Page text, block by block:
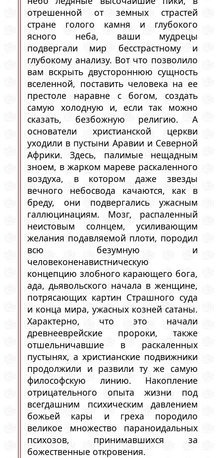
отрешенной от земных страстей
стране голого камня и глубокого
ясного неба, ваши мудрецы
подвергали мир бесстрастному и
глубокому анализу. Вот что позволило
вам вскрыть двустороннюю сущность
вселенной, поставить человека на ее
престоле наравне с богом, создать
самую холодную и, если так можно
сказать, безбожную религию. А
основатели христианской церкви
уходили в пустыни Аравии и Северной
Африки. Здесь, палимые нещадным
зноем, в жарком мареве раскаленного
воздуха, в котором даже звезды
вечного небосвода качаются, как в
бреду, они подвергались ужасным
галлюцинациям. Мозг, распаленный
неистовым солнцем, усиливающим
желания подавляемой плоти, породил
всю безумную и
человеконенавистническую
концепцию злобного карающего бога,
ада, дьявольского начала в женщине,
потрясающих картин Страшного суда
и конца мира, ужасных козней сатаны.
Характерно, что это начали
древнееврейские пророки, также
отшельничавшие в раскаленных
пустынях, а христианские подвижники
продолжили и развили ту же самую
философскую линию. Накопление
отрицательного опыта жизни под
всегдашним психическим давлением
божьей кары и греха породило
великое множество параноидальных
психозов, принимавшихся за
божественные откровения.